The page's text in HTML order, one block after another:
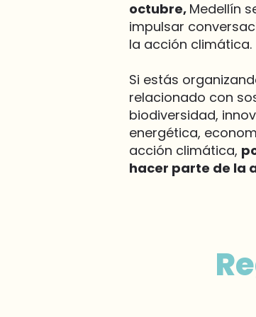
octubre, Medellín
impulsar
la acción climática.
Si estás
relacionado con
biodiversidad,
energética,
acción climática,
hacer parte de la